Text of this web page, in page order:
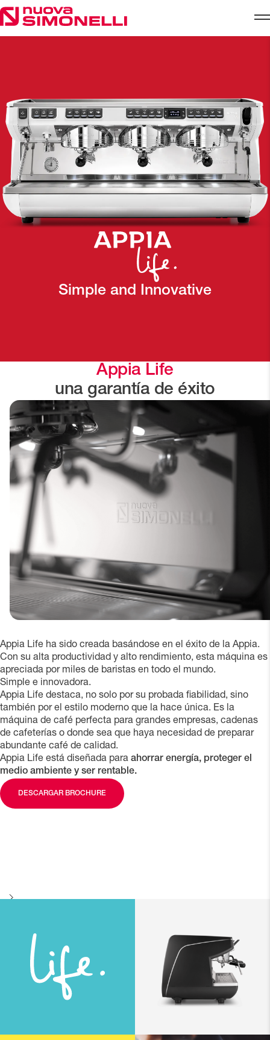
Skip to content
Simple and Innovative
Appia Life
una garantía de éxito
Appia Life ha sido creada basándose en el éxito de la Appia.
Con su alta productividad y alto rendimiento, esta máquina es
apreciada por miles de baristas en todo el mundo.
Simple e innovadora.
Appia Life destaca, no solo por su probada fiabilidad, sino
también por el estilo moderno que la hace única. Es la
máquina de café perfecta para grandes empresas, cadenas
de cafeterías o donde sea que haya necesidad de preparar
abundante café de calidad.
Appia Life está diseñada para ahorrar energía, proteger el
medio ambiente y ser rentable.
DESCARGAR BROCHURE